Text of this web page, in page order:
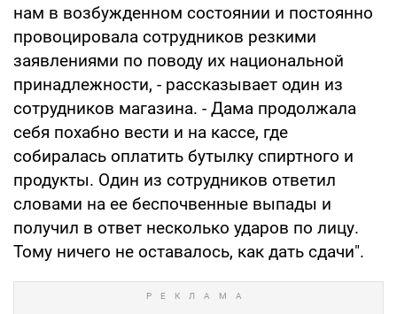
нам в возбужденном состоянии и постоянно
провоцировала сотрудников резкими
заявлениями по поводу их национальной
принадлежности, - рассказывает один из
сотрудников магазина. - Дама продолжала
себя похабно вести и на кассе, где
собиралась оплатить бутылку спиртного и
продукты. Один из сотрудников ответил
словами на ее беспочвенные выпады и
получил в ответ несколько ударов по лицу.
Тому ничего не оставалось, как дать сдачи".